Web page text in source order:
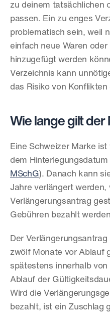
zu deinem tatsächlichen
passen. Ein zu enges
problematisch sein, weil
einfach neue Waren
hinzugefügt werden
Verzeichnis kann
das Risiko von Konflikten
Wie lange gilt
Eine Schweizer Marke
dem Hinterlegungsdatum
MSchG). Danach kann
Jahre verlängert werden,
Verlängerungsantrag
Gebühren bezahlt
Der
zwölf Monate vor Ablauf
spätestens innerhalb
Ablauf der
Wird die
bezahlt, ist ein Zuschlag